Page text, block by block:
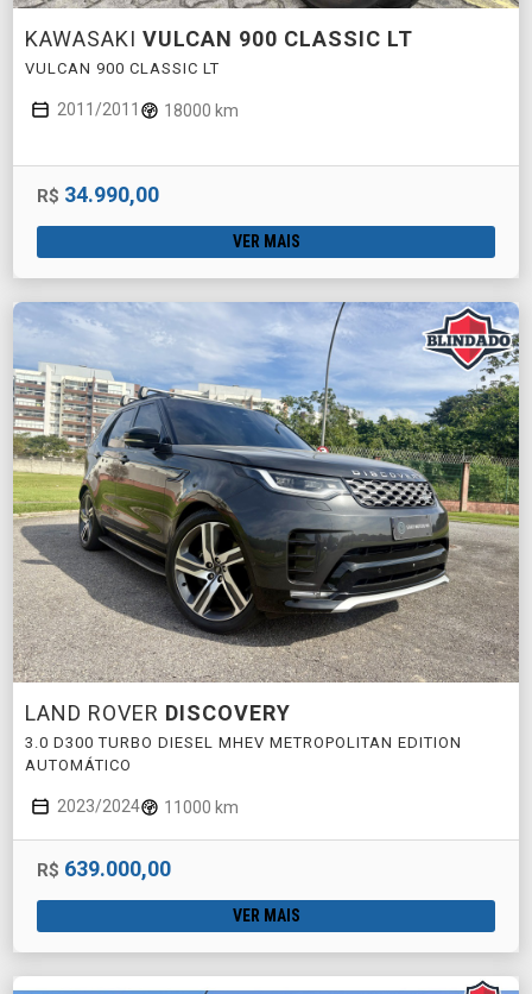
KAWASAKI VULCAN 900 CLASSIC LT
VULCAN 900 CLASSIC LT
2011/2011 18000 km
R$ 34.990,00
VER MAIS
LAND ROVER DISCOVERY
3.0 D300 TURBO DIESEL MHEV METROPOLITAN EDITION
AUTOMÁTICO
2023/2024 11000 km
R$ 639.000,00
VER MAIS